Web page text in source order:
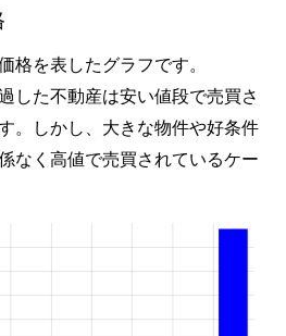
格を表したグラフです。
した不動産は安い値段で売買さ
。しかし、大きな物件や好条件
なく高値で売買されているケー